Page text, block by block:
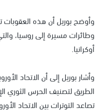
وأوضح بوريل أن هذه العقوبات
وطائرات مسيرة إلى روسيا،
أوكرانيا.
وأشار بوريل إلى أن الاتحاد
الطريق لتصنيف الحرس الثوري
تصاعد التوترات بين الاتحاد